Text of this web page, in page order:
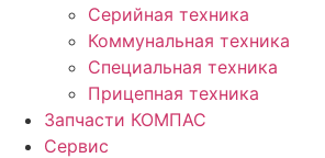
Серийная техника
Коммунальная техника
Специальная техника
Прицепная техника
Запчасти КОМПАС
Сервис